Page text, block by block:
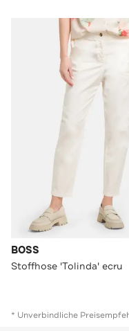
BOSS
Stoffhose 'Tolinda' ecru
* Unverbindliche